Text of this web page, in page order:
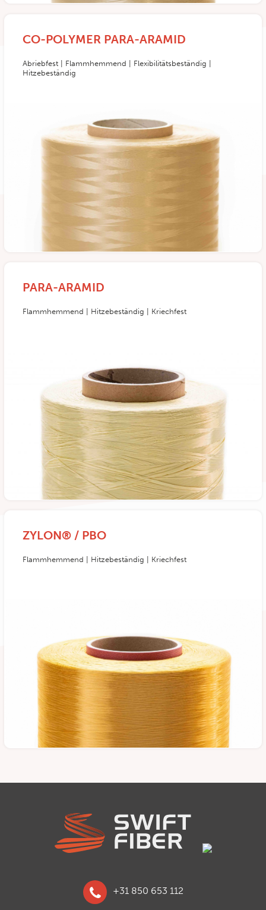
CO-POLYMER PARA-ARAMID
Abriebfest | Flammhemmend | Flexibilitätsbeständig |
Hitzebeständig
PARA-ARAMID
Flammhemmend | Hitzebeständig | Kriechfest
ZYLON® / PBO
Flammhemmend | Hitzebeständig | Kriechfest
+31 850 653 112